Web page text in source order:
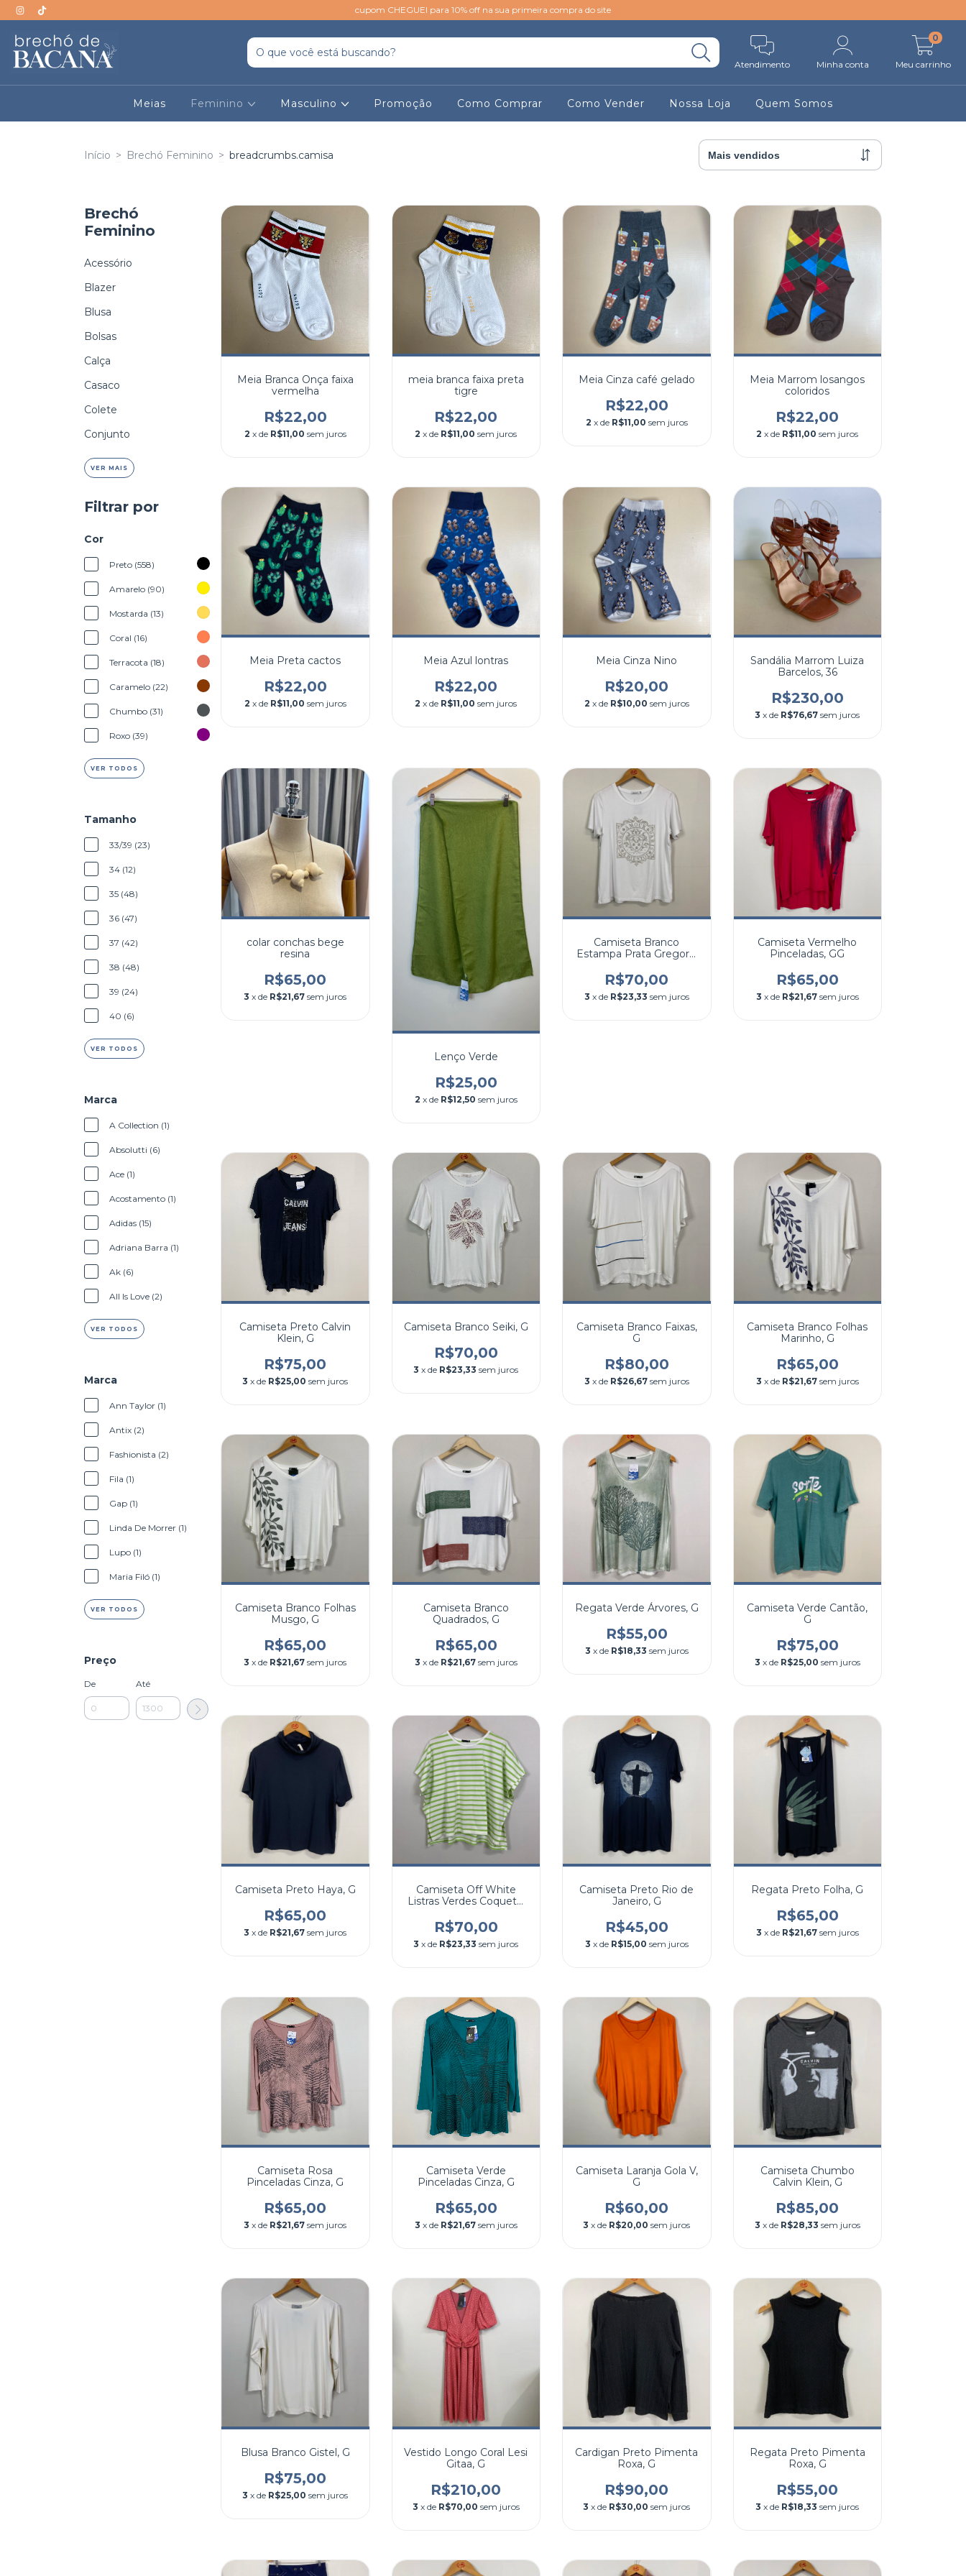
cupom CHEGUEI para 10% off na sua primeira compra do site
Atendimento Minha conta Meu carrinho
0
Meias Feminino Masculino Promoção Como Comprar Como Vender Nossa Loja Quem Somos
Início > Brechó Feminino > breadcrumbs.camisa
Brechó
Feminino
Acessório
Blazer
Blusa
Bolsas
Calça
Casaco
Colete
Conjunto
VER MAIS
Filtrar por
Cor
Preto (558)
Amarelo (90)
Mostarda (13)
Coral (16)
Terracota (18)
Caramelo (22)
Chumbo (31)
Roxo (39)
VER TODOS
Tamanho
33/39 (23)
34 (12)
35 (48)
36 (47)
37 (42)
38 (48)
39 (24)
40 (6)
VER TODOS
Marca
A Collection (1)
Absolutti (6)
Ace (1)
Acostamento (1)
Adidas (15)
Adriana Barra (1)
Ak (6)
All Is Love (2)
VER TODOS
Marca
Ann Taylor (1)
Antix (2)
Fashionista (2)
Fila (1)
Gap (1)
Linda De Morrer (1)
Lupo (1)
Maria Filó (1)
VER TODOS
Preço
De Até
Meia Branca Onça faixa
vermelha
R$22,00
2 x de R$11,00 sem juros
meia branca faixa preta
tigre
R$22,00
2 x de R$11,00 sem juros
Meia Cinza café gelado
R$22,00
2 x de R$11,00 sem juros
Meia Marrom losangos
coloridos
R$22,00
2 x de R$11,00 sem juros
Meia Preta cactos
R$22,00
2 x de R$11,00 sem juros
Meia Azul lontras
R$22,00
2 x de R$11,00 sem juros
Meia Cinza Nino
R$20,00
2 x de R$10,00 sem juros
Sandália Marrom Luiza
Barcelos, 36
R$230,00
3 x de R$76,67 sem juros
colar conchas bege
resina
R$65,00
3 x de R$21,67 sem juros
Lenço Verde
R$25,00
2 x de R$12,50 sem juros
Camiseta Branco
Estampa Prata Gregory,
R$70,00
3 x de R$23,33 sem juros
Camiseta Vermelho
Pinceladas, GG
R$65,00
3 x de R$21,67 sem juros
Camiseta Preto Calvin
Klein, G
R$75,00
3 x de R$25,00 sem juros
Camiseta Branco Seiki, G
R$70,00
3 x de R$23,33 sem juros
Camiseta Branco Faixas,
G
R$80,00
3 x de R$26,67 sem juros
Camiseta Branco Folhas
Marinho, G
R$65,00
3 x de R$21,67 sem juros
Camiseta Branco Folhas
Musgo, G
R$65,00
3 x de R$21,67 sem juros
Camiseta Branco
Quadrados, G
R$65,00
3 x de R$21,67 sem juros
Regata Verde Árvores, G
R$55,00
3 x de R$18,33 sem juros
Camiseta Verde Cantão,
G
R$75,00
3 x de R$25,00 sem juros
Camiseta Preto Haya, G
R$65,00
3 x de R$21,67 sem juros
Camiseta Off White
Listras Verdes Coqueta,
R$70,00
3 x de R$23,33 sem juros
Camiseta Preto Rio de
Janeiro, G
R$45,00
3 x de R$15,00 sem juros
Regata Preto Folha, G
R$65,00
3 x de R$21,67 sem juros
Camiseta Rosa
Pinceladas Cinza, G
R$65,00
3 x de R$21,67 sem juros
Camiseta Verde
Pinceladas Cinza, G
R$65,00
3 x de R$21,67 sem juros
Camiseta Laranja Gola V,
G
R$60,00
3 x de R$20,00 sem juros
Camiseta Chumbo
Calvin Klein, G
R$85,00
3 x de R$28,33 sem juros
Blusa Branco Gistel, G
R$75,00
3 x de R$25,00 sem juros
Vestido Longo Coral Lesi
Gitaa, G
R$210,00
3 x de R$70,00 sem juros
Cardigan Preto Pimenta
Roxa, G
R$90,00
3 x de R$30,00 sem juros
Regata Preto Pimenta
Roxa, G
R$55,00
3 x de R$18,33 sem juros